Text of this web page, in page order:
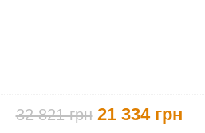
32 821 грн 21 334 грн